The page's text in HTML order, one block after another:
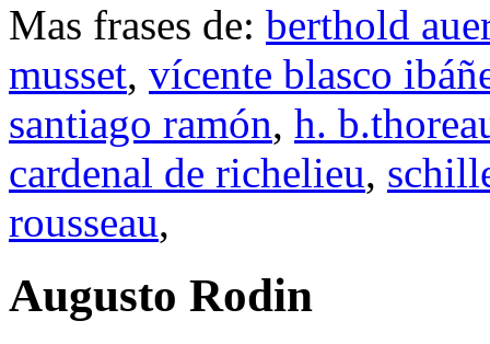
Mas frases de: berthold
musset, vícente blasco
santiago ramón, h.
cardenal de richelieu,
rousseau,
Augusto Rodin